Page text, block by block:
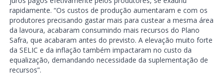
rapidamente. “Os custos de produção aumentaram e com os
produtores precisando gastar mais para custear a mesma área
da lavoura, acabaram consumindo mais recursos do Plano
Safra, que acabaram antes do previsto. A elevação muito forte
da SELIC e da inflação também impactaram no custo da
equalização, demandando necessidade da suplementação de
recursos”.